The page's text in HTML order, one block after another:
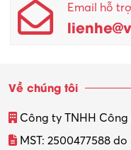
Quản lý sản xuất
Quản trị kinh doanh
Email hỗ
Về chúng tôi
Công ty TNHH
MST: 2500477588